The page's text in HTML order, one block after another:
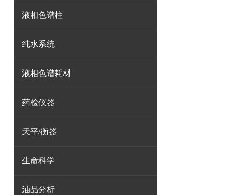
液相色谱柱
纯水系统
液相色谱耗材
药检仪器
天平/衡器
生命科学
油品分析